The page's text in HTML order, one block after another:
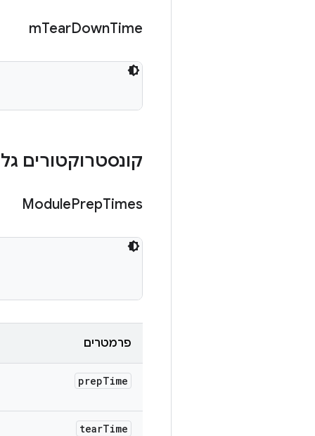
mTearDownTime
קונסטרוקטורים
ModulePrepTimes
פרמטרים
prepTime
tearTime